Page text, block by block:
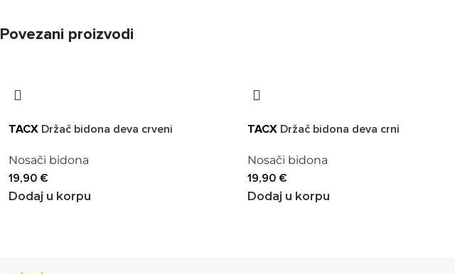
Povezani proizvodi
TACX Držač bidona deva crveni
Nosači bidona
19,90 €
Dodaj u korpu
TACX Držač bidona deva crni
Nosači bidona
19,90 €
Dodaj u korpu